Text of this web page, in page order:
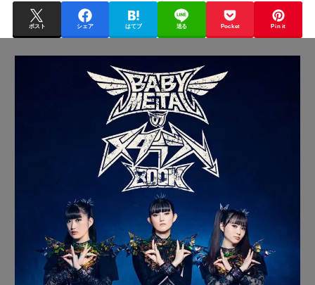
ポスト シェア はてブ 送る Pocket Pin it